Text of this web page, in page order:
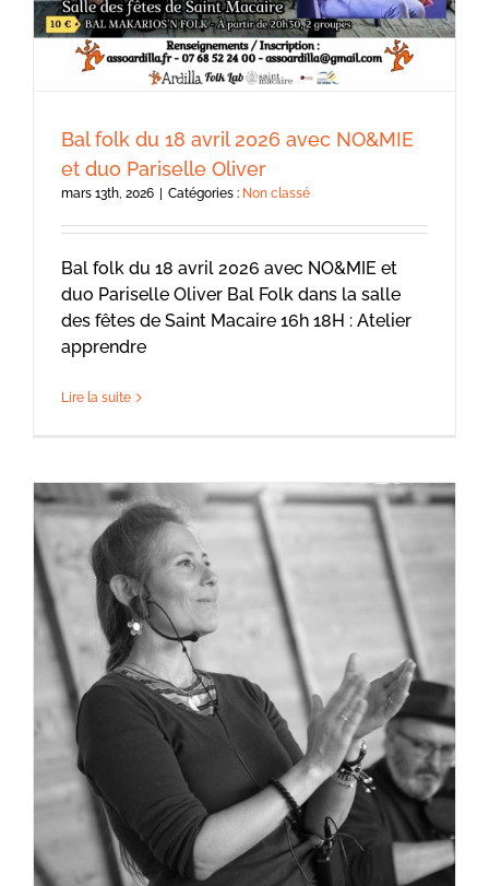
Bal folk du 18 avril 2026 avec NO&MIE
et duo Pariselle Oliver
mars 13th, 2026 Catégories : Non classé
Bal folk du 18 avril 2026 avec NO&MIE et
duo Pariselle Oliver Bal Folk dans la salle
des fêtes de Saint Macaire 16h 18H : Atelier
apprendre
Lire la suite